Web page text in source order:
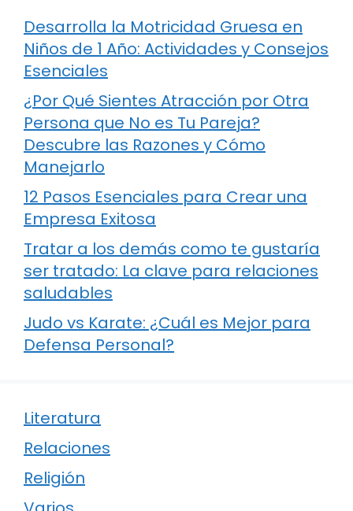
Desarrolla la Motricidad Gruesa en
Niños de 1 Año: Actividades y Consejos
Esenciales
¿Por Qué Sientes Atracción por Otra
Persona que No es Tu Pareja?
Descubre las Razones y Cómo
Manejarlo
12 Pasos Esenciales para Crear una
Empresa Exitosa
Tratar a los demás como te gustaría
ser tratado: La clave para relaciones
saludables
Judo vs Karate: ¿Cuál es Mejor para
Defensa Personal?
Literatura
Relaciones
Religión